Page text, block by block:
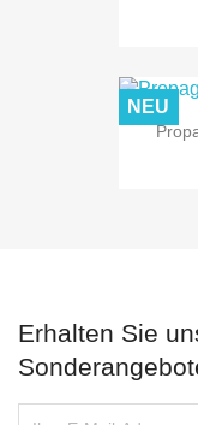
NEU
Erhalten Sie